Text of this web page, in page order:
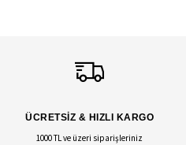
ÜCRETSİZ & HIZLI KARGO
1000 TL ve üzeri siparişleriniz